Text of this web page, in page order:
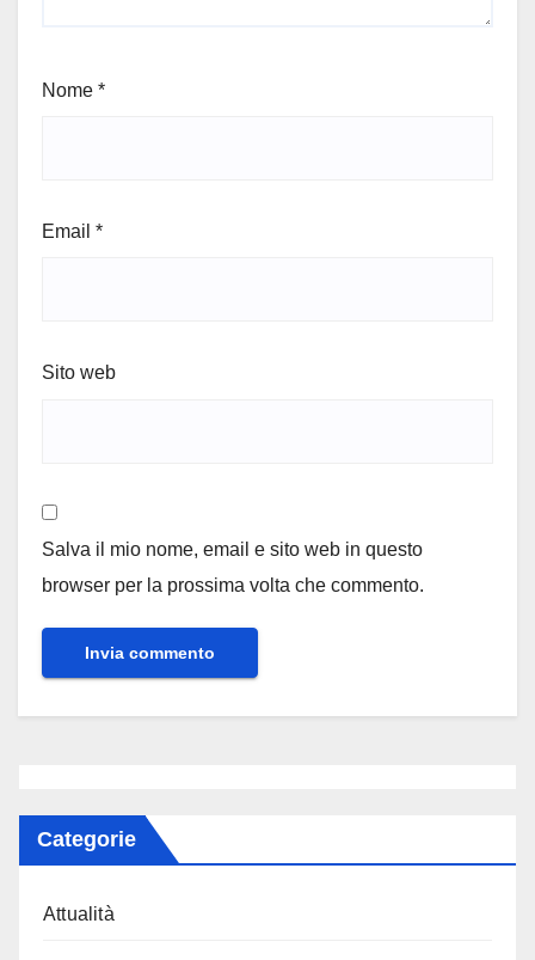
Nome *
Email *
Sito web
Salva il mio nome, email e sito web in questo
browser per la prossima volta che commento.
Categorie
Attualità